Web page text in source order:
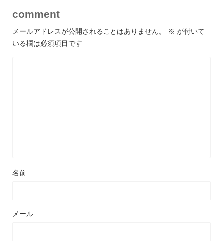
comment
メールアドレスが公開されることはありません。 ※ が付いて
いる欄は必須項目です
名前
メール